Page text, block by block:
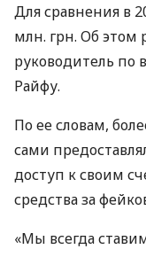
Для сравнения в
млн. грн. Об этом
руководитель
Райфу.
По ее словам,
сами
доступ к своим
средства за
«Мы всегда